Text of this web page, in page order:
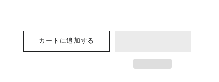
カートに追加する